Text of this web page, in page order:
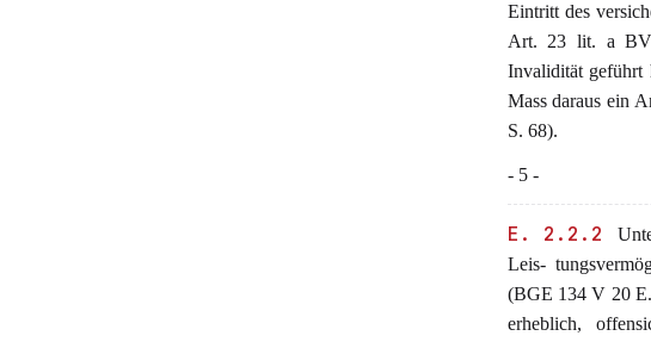
Eintritt des
Art. 23 lit. a
Invalidität geführt
Mass daraus ein
S. 68).
- 5 -
E. 2.2.2
Leis-
(BGE 134 V 20
erheblich,